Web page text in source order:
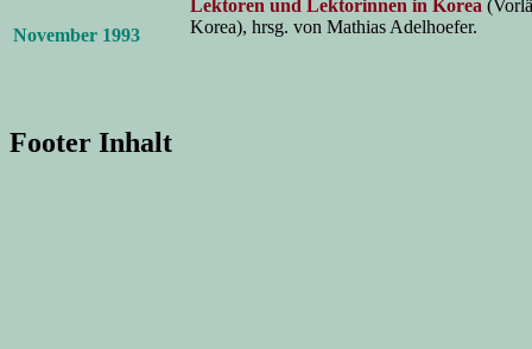
November 1993
Lektoren und Lektorinnen in Korea
Korea), hrsg. von Mathias Adelhoefer.
Footer Inhalt